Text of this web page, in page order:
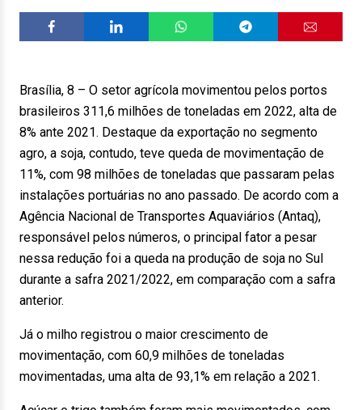
Brasília, 8 – O setor agrícola movimentou pelos portos
brasileiros 311,6 milhões de toneladas em 2022, alta de
8% ante 2021. Destaque da exportação no segmento
agro, a soja, contudo, teve queda de movimentação de
11%, com 98 milhões de toneladas que passaram pelas
instalações portuárias no ano passado. De acordo com a
Agência Nacional de Transportes Aquaviários (Antaq),
responsável pelos números, o principal fator a pesar
nessa redução foi a queda na produção de soja no Sul
durante a safra 2021/2022, em comparação com a safra
anterior.
Já o milho registrou o maior crescimento de
movimentação, com 60,9 milhões de toneladas
movimentadas, uma alta de 93,1% em relação a 2021.